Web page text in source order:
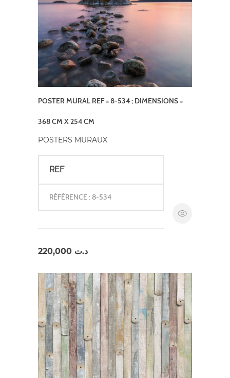
POSTER MURAL REF = 8-534 ; DIMENSIONS =
368 CM X 254 CM
POSTERS MURAUX
REF
RÉFÉRENCE : 8-534
د.ت